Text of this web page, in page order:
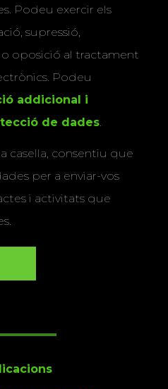
Podeu exercir els
supressió,
oposició al tractament
Podeu
addicional i
de dades.
casella, consentiu que
per a enviar-vos
i activitats que